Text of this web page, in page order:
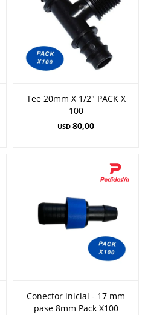
Tee 20mm X 1/2" PACK X
100
USD 80,00
Conector inicial - 17 mm
pase 8mm Pack X100